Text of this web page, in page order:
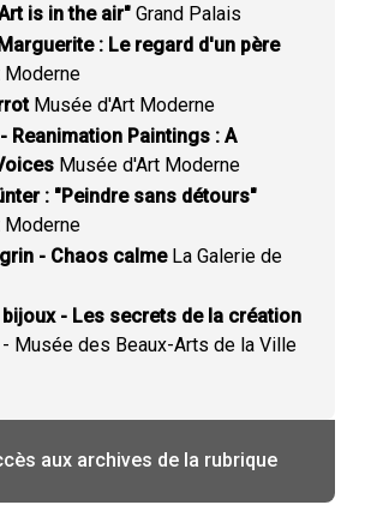
is in the air" Grand Palais
: Le regard d'un père
Moderne
Musée d'Art Moderne
Reanimation Paintings : A
Musée d'Art Moderne
: "Peindre sans détours"
Moderne
- Chaos calmeLa Galerie de
- Les secrets de la création
Musée des Beaux-Arts de la Ville
aux archives de la rubrique